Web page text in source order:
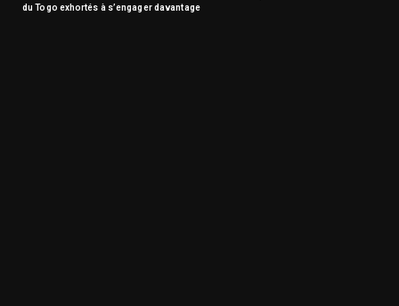
du Togo exhortés à s’engager davantage